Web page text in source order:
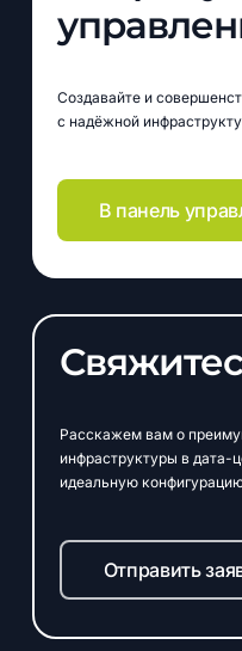
Создавайте и
с надёжной
В панель
Расскажем вам о
инфраструктуры в дата-
идеальную
Отправить